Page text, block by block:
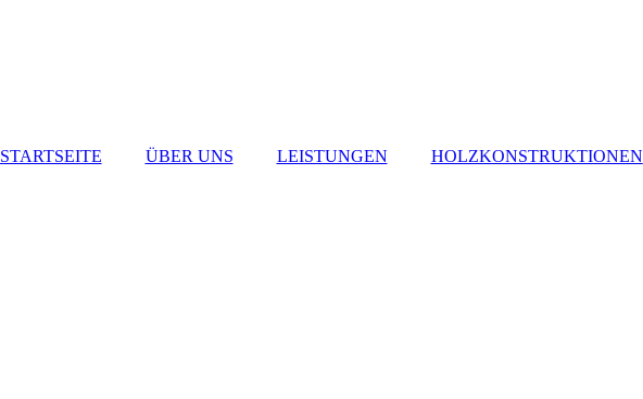
STARTSEITE ÜBER UNS LEISTUNGEN HOLZKONSTRUKTIONEN